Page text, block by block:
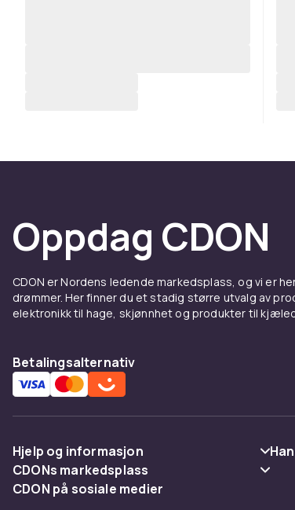
Oppdag CDON
CDON er Nordens ledende markedsplass, og vi er
drømmer. Her finner du et stadig større utvalg av
elektronikk til hage, skjønnhet og produkter til
Betalingsalternativ
Hjelp og informasjon
Vanlige spørsmål
CDONs markedsplass
Merchant Help Center
CDON på sosiale medier